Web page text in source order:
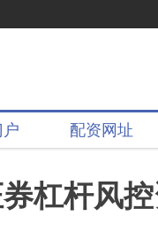
配资网址
杠杆风